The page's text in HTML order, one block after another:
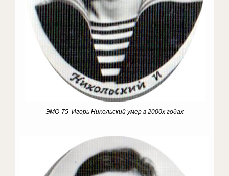
ЭМО-75 Игорь Никольский умер в 2000х годах